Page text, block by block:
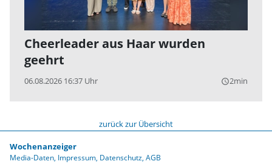
Cheerleader aus Haar wurden
geehrt
06.08.2026 16:37 Uhr query_builder2min
zurück zur Übersicht
Wochenanzeiger
Media-Daten Impressum Datenschutz AGB